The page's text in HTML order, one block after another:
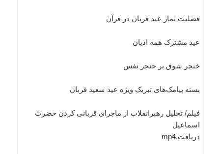
فضلیت نماز عید قربان در قرآن
عید مشترک همه ادیان
خنجر شوق بر حنجر نفس
بسته پیامک‌های تبریک ویژه عید سعید قربان
فیلم/ تحلیل رهبرانقلاب از ماجرای قربانی کردن حضرت
اسماعیل
دریافت.mp4